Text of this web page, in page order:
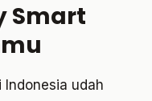
Smart
udah